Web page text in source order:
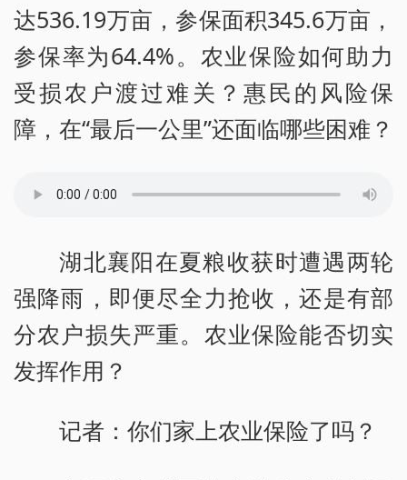
达536.19万亩，参保面积345.6万亩，
参保率为64.4%。农业保险如何助力
受损农户渡过难关？惠民的风险保
障，在“最后一公里”还面临哪些困难？
湖北襄阳在夏粮收获时遭遇两轮
强降雨，即便尽全力抢收，还是有部
分农户损失严重。农业保险能否切实
发挥作用？
记者：你们家上农业保险了吗？